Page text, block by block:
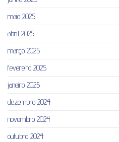
maio 2025
abril 2025
março 2025
fevereiro 2025
janeiro 2025
dezembro 2024
novembro 2024
outubro 2024